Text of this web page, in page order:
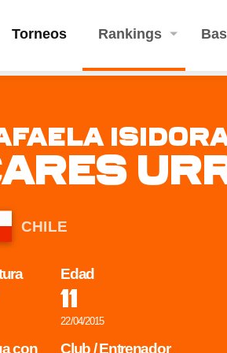
Torneos Rankings
CHILE
con
Edad
11
22/04/2015
Club / Entrenador